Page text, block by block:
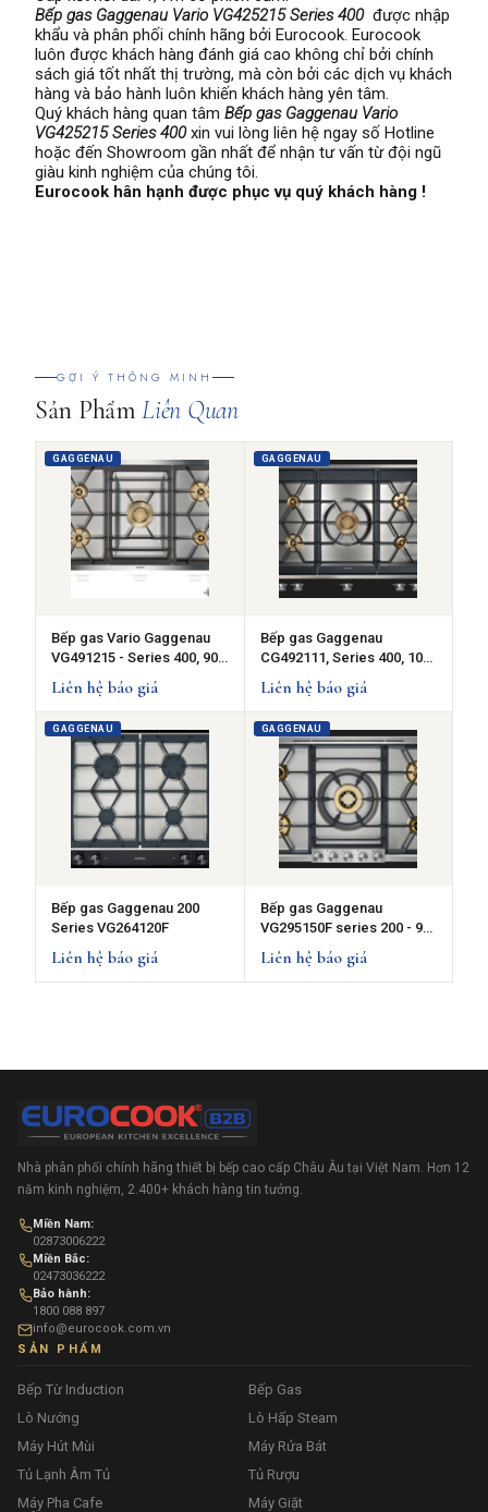
Bếp gas Gaggenau Vario VG425215 Series 400 được nhập
khẩu và phân phối chính hãng bởi Eurocook. Eurocook
luôn được khách hàng đánh giá cao không chỉ bởi chính
sách giá tốt nhất thị trường, mà còn bởi các dịch vụ khách
hàng và bảo hành luôn khiến khách hàng yên tâm.
Quý khách hàng quan tâm Bếp gas Gaggenau Vario
VG425215 Series 400xin vui lòng liên hệ ngay số Hotline
hoặc đến Showroom gần nhất để nhận tư vấn từ đội ngũ
giàu kinh nghiệm của chúng tôi.
Eurocook hân hạnh được phục vụ quý khách hàng !
GỢI Ý THÔNG MINH
Sản PhẩmLiên Quan
GAGGENAU
Bếp gas Vario Gaggenau
VG491215 - Series 400, 90
cm
Liên hệ báo giá
GAGGENAU
Bếp gas Gaggenau
CG492111, Series 400, 100
cm
Liên hệ báo giá
GAGGENAU
Bếp gas Gaggenau 200
Series VG264120F
Liên hệ báo giá
GAGGENAU
Bếp gas Gaggenau
VG295150F series 200 - 90
cm
Liên hệ báo giá
Nhà phân phối chính hãng thiết bị bếp cao cấp Châu Âu tại Việt Nam. Hơn 12
năm kinh nghiệm, 2.400+ khách hàng tin tưởng.
Miền Nam:
02873006222
Miền Bắc:
02473036222
Bảo hành:
1800 088 897
info@eurocook.com.vn
SẢN PHẨM
Bếp Từ Induction
Bếp Gas
Lò Nướng
Lò Hấp Steam
Máy Hút Mùi
Máy Rửa Bát
Tủ Lạnh Âm Tủ
Tủ Rượu
Máy Pha Cafe
Máy Giặt